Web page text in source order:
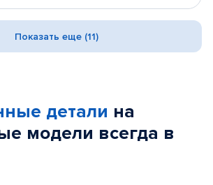
Показать еще (11)
детали на
модели всегда в